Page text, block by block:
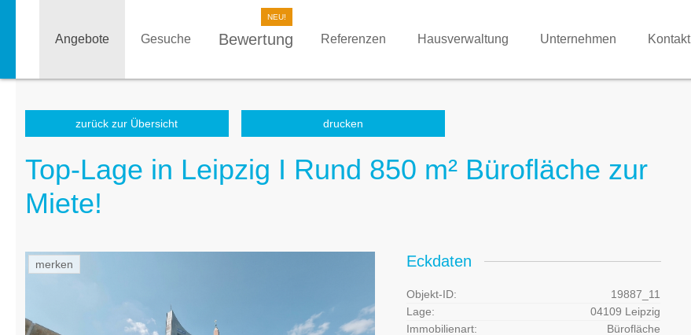
Angebote Gesuche Bewertung Referenzen Hausverwaltung Unternehmen Kontakt
zurück zur Übersicht drucken
Top-Lage in Leipzig I Rund 850 m² Bürofläche zur
Miete!
merken Eckdaten
Objekt-ID:
19887_11
Lage:
04109 Leipzig
Immobilienart:
Bürofläche